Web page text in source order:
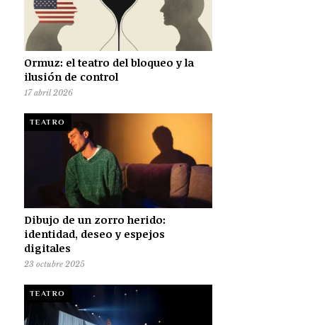
Ormuz: el teatro del bloqueo y la
ilusión de control
17 abril 2026
TEATRO
Dibujo de un zorro herido:
identidad, deseo y espejos
digitales
23 octubre 2025
TEATRO